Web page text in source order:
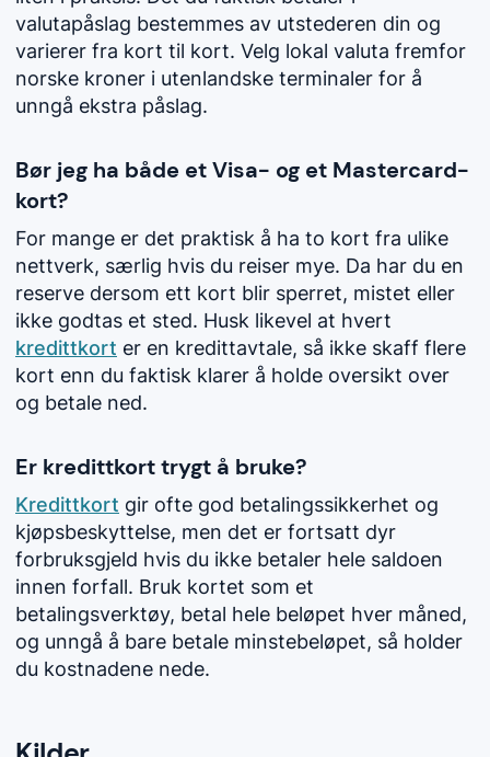
valutapåslag bestemmes av utstederen din og
varierer fra kort til kort. Velg lokal valuta fremfor
norske kroner i utenlandske terminaler for å
unngå ekstra påslag.
Bør jeg ha både et Visa- og et Mastercard-
kort?
For mange er det praktisk å ha to kort fra ulike
nettverk, særlig hvis du reiser mye. Da har du en
reserve dersom ett kort blir sperret, mistet eller
ikke godtas et sted. Husk likevel at hvert
kredittkort er en kredittavtale, så ikke skaff flere
kort enn du faktisk klarer å holde oversikt over
og betale ned.
Er kredittkort trygt å bruke?
Kredittkort gir ofte god betalingssikkerhet og
kjøpsbeskyttelse, men det er fortsatt dyr
forbruksgjeld hvis du ikke betaler hele saldoen
innen forfall. Bruk kortet som et
betalingsverktøy, betal hele beløpet hver måned,
og unngå å bare betale minstebeløpet, så holder
du kostnadene nede.